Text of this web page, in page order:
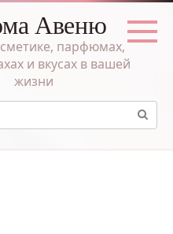
Авеню
парфюмах,
и вкусах в вашей
жизни